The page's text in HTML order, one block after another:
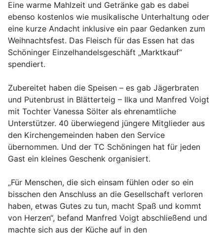
Eine warme Mahlzeit und Getränke gab es dabei
ebenso kostenlos wie musikalische Unterhaltung oder
eine kurze Andacht inklusive ein paar Gedanken zum
Weihnachtsfest. Das Fleisch für das Essen hat das
Schöninger Einzelhandelsgeschäft „Marktkauf“
spendiert.
Zubereitet haben die Speisen – es gab Jägerbraten
und Putenbrust in Blätterteig – Ilka und Manfred Voigt
mit Tochter Vanessa Sölter als ehrenamtliche
Unterstützer. 40 überwiegend jüngere Mitglieder aus
den Kirchengemeinden haben den Service
übernommen. Und der TC Schöningen hat für jeden
Gast ein kleines Geschenk organisiert.
„Für Menschen, die sich einsam fühlen oder so ein
bisschen den Anschluss an die Gesellschaft verloren
haben, etwas Gutes zu tun, macht Spaß und kommt
von Herzen“, befand Manfred Voigt abschließend und
machte sich aus der Küche auf in den